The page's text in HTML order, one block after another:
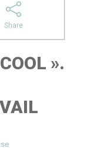
Share
».